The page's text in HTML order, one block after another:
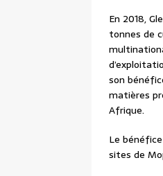
En 2018,
tonnes de
son
matières
Afrique.
Le
sites de